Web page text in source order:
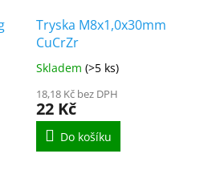
Tryska M8x1,0x30mm
CuCrZr
Skladem (>5 ks)
18,18 Kč bez DPH
22 Kč
Do košíku